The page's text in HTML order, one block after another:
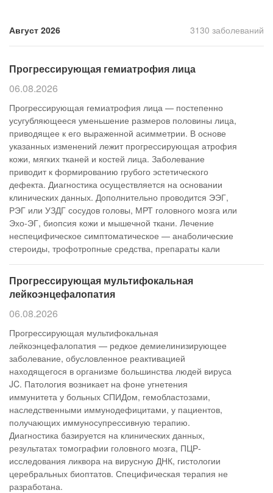
Август 2026 3130 заболеваний
Прогрессирующая гемиатрофия лица
06.08.2026
Прогрессирующая гемиатрофия лица — постепенно
усугубляющееся уменьшение размеров половины лица,
приводящее к его выраженной асимметрии. В основе
указанных изменений лежит прогрессирующая атрофия
кожи, мягких тканей и костей лица. Заболевание
приводит к формированию грубого эстетического
дефекта. Диагностика осуществляется на основании
клинических данных. Дополнительно проводится ЭЭГ,
РЭГ или УЗДГ сосудов головы, МРТ головного мозга или
Эхо-ЭГ, биопсия кожи и мышечной ткани. Лечение
неспецифическое симптоматическое — анаболические
стероиды, трофотропные средства, препараты кали
Прогрессирующая мультифокальная
лейкоэнцефалопатия
06.08.2026
Прогрессирующая мультифокальная
лейкоэнцефалопатия — редкое демиелинизирующее
заболевание, обусловленное реактивацией
находящегося в организме большинства людей вируса
JC. Патология возникает на фоне угнетения
иммунитета у больных СПИДом, гемобластозами,
наследственными иммунодефицитами, у пациентов,
получающих иммуносупрессивную терапию.
Диагностика базируется на клинических данных,
результатах томографии головного мозга, ПЦР-
исследования ликвора на вирусную ДНК, гистологии
церебральных биоптатов. Специфическая терапия не
разработана.